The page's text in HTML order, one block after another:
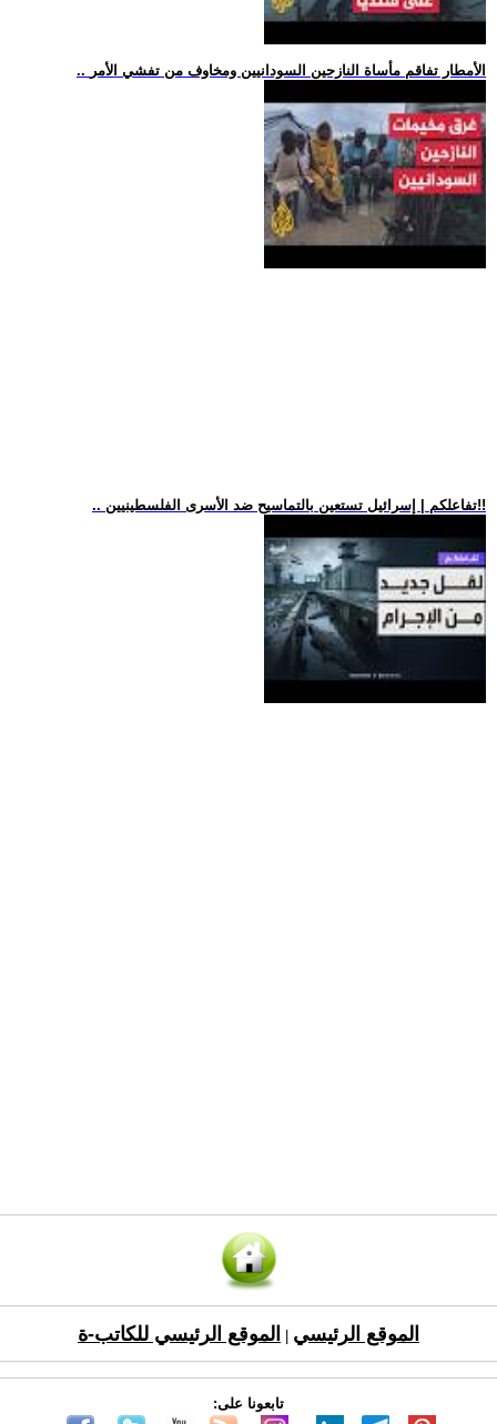
.. الأمطار تفاقم مأساة النازحين السودانيين ومخاوف من تفشي الأمر
.. تفاعلكم | إسرائيل تستعين بالتماسيح ضد الأسرى الفلسطينيين!!
الموقع الرئيسي الموقع الرئيسي للكاتب-ة
تابعونا على: